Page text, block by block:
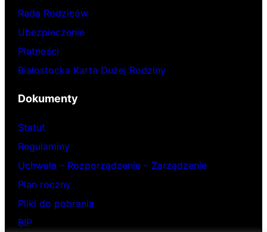
Rada Rodziców
Ubezpieczenie
Płatności
Białostocka Karta Dużej Rodziny
Dokumenty
Statut
Regulaminy
Uchwała – Rozporządzenie – Zarządzenie
Plan roczny
Pliki do pobrania
BIP